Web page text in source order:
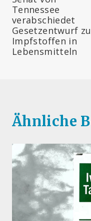
Tennessee
verabschiedet
Gesetzentwurf zu
Impfstoffen in
Lebensmitteln
Ähnliche